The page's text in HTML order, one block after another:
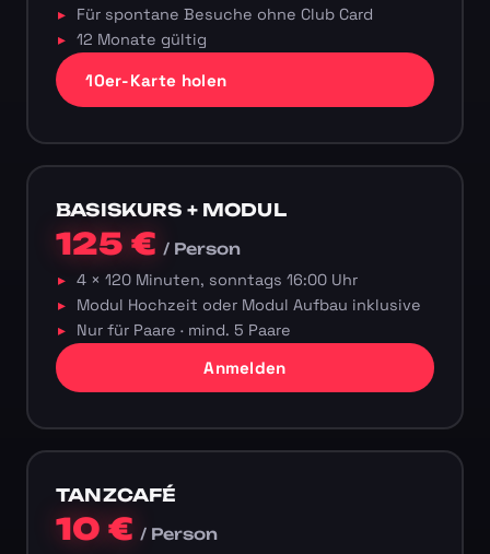
Für spontane Besuche ohne Club Card
12 Monate gültig
10er-Karte holen
BASISKURS + MODUL
125 €/ Person
4 × 120 Minuten, sonntags 16:00 Uhr
Modul Hochzeit oder Modul Aufbau inklusive
Nur für Paare · mind. 5 Paare
Anmelden
TANZCAFÉ
10 €/ Person